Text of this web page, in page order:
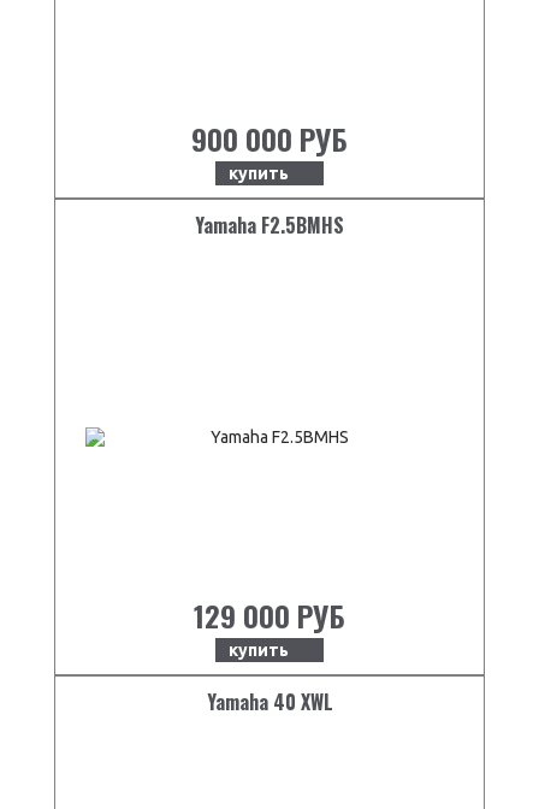
900 000 РУБ
купить
Yamaha F2.5BMHS
129 000 РУБ
купить
Yamaha 40 XWL